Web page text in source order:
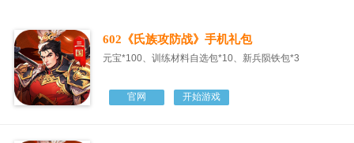
602《氏族攻防战》手机礼包
元宝*100、训练材料自选包*10、新兵陨铁包*3
官网 开始游戏